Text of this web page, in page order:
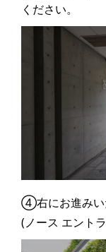
ください。
④右にお進みい
(ノース エント